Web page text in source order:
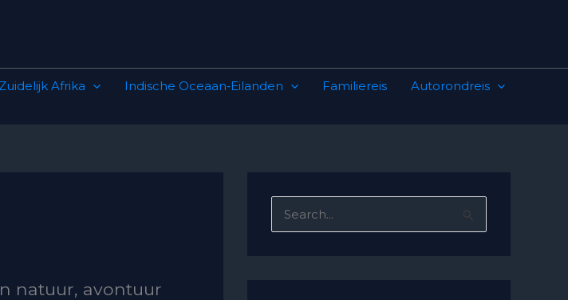
Zuidelijk Afrika Indische Oceaan‑Eilanden Familiereis
Autorondreis
natuur, avontuur